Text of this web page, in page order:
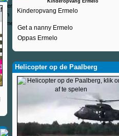
Kinderopvang Ermelo
Kinderopvang Ermelo
Get a nanny Ermelo
Oppas Ermelo
Helicopter op de Paalberg